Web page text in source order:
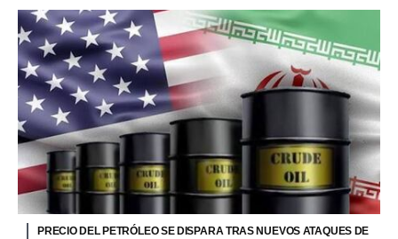
PRECIO DEL PETRÓLEO SE DISPARA TRAS NUEVOS ATAQUES DE